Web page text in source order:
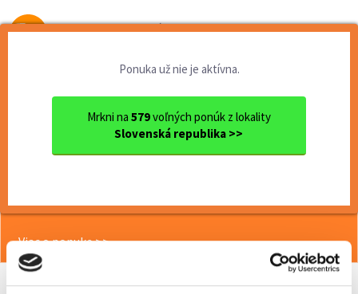
Od prvej brigády
Ponuka už nie je aktívna.
Mrkni na 579voľných ponúk z lokality
Slovenská republika >>
Košice
<< Späť
Viac o ponuke >>